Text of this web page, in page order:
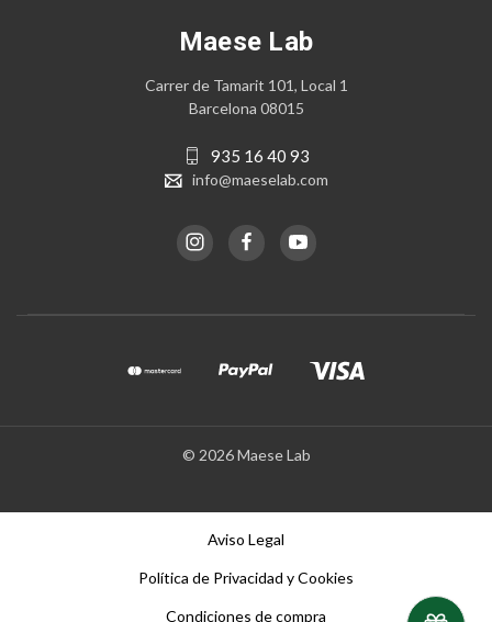
Maese Lab
Carrer de Tamarit 101, Local 1
Barcelona 08015
935 16 40 93
info@maeselab.com
© 2026 Maese Lab
Aviso Legal
Política de Privacidad y Cookies
Condiciones de compra